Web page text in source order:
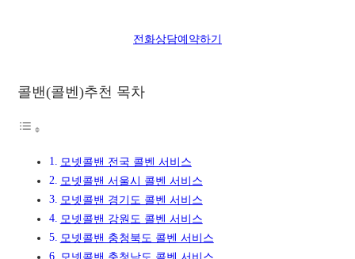
전화상담예약하기
콜밴(콜벤)추천 목차
모넷콜밴 전국 콜벤 서비스
모넷콜밴 서울시 콜벤 서비스
모넷콜밴 경기도 콜벤 서비스
모넷콜밴 강원도 콜벤 서비스
모넷콜밴 충청북도 콜벤 서비스